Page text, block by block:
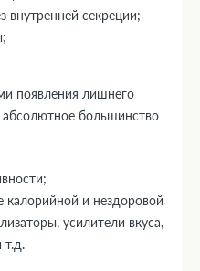
внутренней секреции;
появления лишнего
абсолютное большинство
калорийной и нездоровой
усилители вкуса,
т.д.